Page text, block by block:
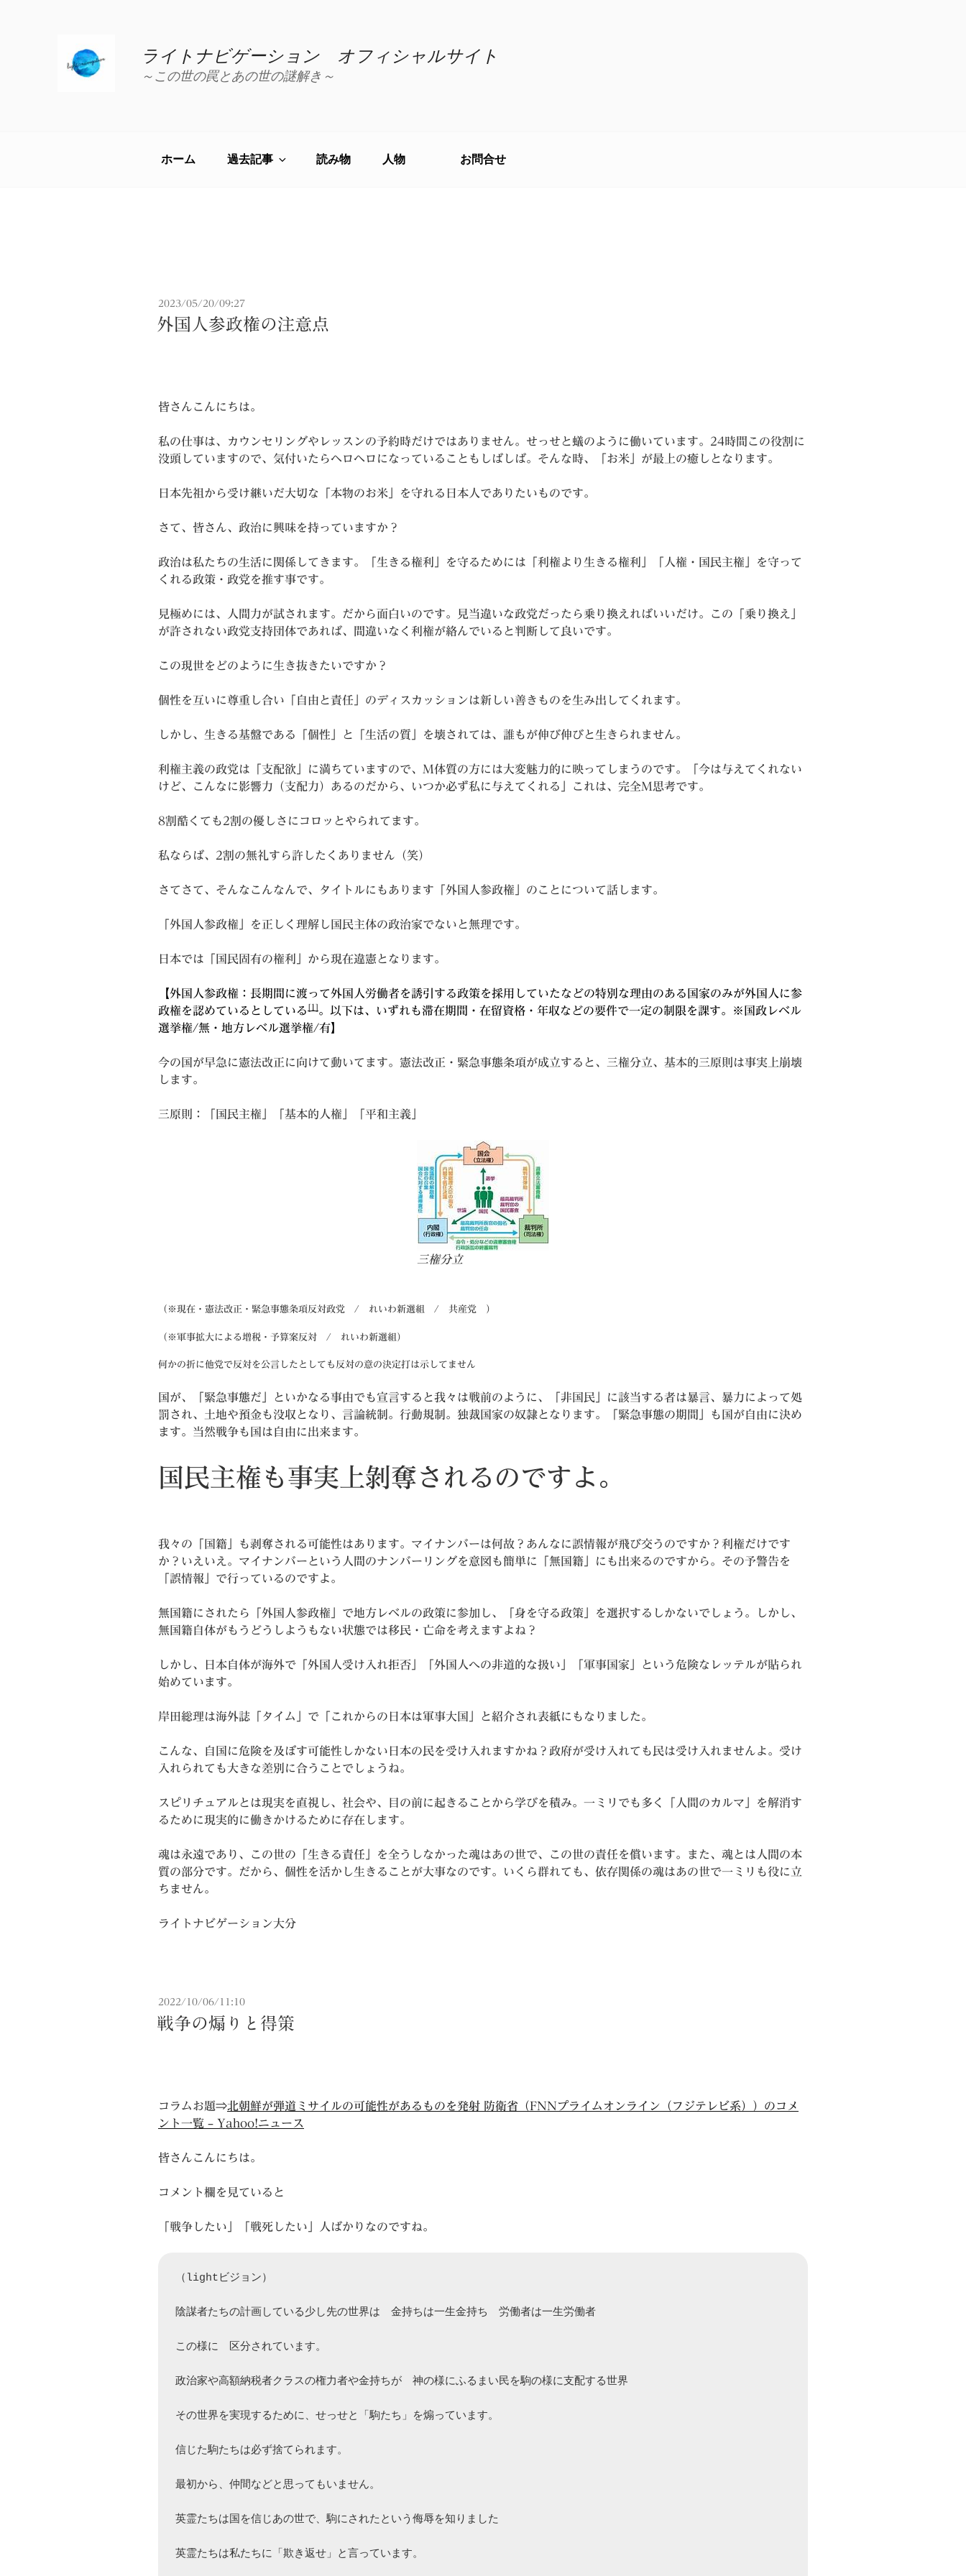
ライトナビゲーション オフィシャルサイト
～この世の罠とあの世の謎解き～
ホーム 過去記事 読み物 人物 お問合せ
投
稿
日:
2023/05/20/09:27
外国人参政権の注意点
皆さんこんにちは。
私の仕事は、カウンセリングやレッスンの予約時だけではありません。せっせと蟻のように働いています。24時間この役割に
没頭していますので、気付いたらヘロヘロになっていることもしばしば。そんな時、「お米」が最上の癒しとなります。
日本先祖から受け継いだ大切な「本物のお米」を守れる日本人でありたいものです。
さて、皆さん、政治に興味を持っていますか？
政治は私たちの生活に関係してきます。「生きる権利」を守るためには「利権より生きる権利」「人権・国民主権」を守って
くれる政策・政党を推す事です。
見極めには、人間力が試されます。だから面白いのです。見当違いな政党だったら乗り換えればいいだけ。この「乗り換え」
が許されない政党支持団体であれば、間違いなく利権が絡んでいると判断して良いです。
この現世をどのように生き抜きたいですか？
個性を互いに尊重し合い「自由と責任」のディスカッションは新しい善きものを生み出してくれます。
しかし、生きる基盤である「個性」と「生活の質」を壊されては、誰もが伸び伸びと生きられません。
利権主義の政党は「支配欲」に満ちていますので、M体質の方には大変魅力的に映ってしまうのです。「今は与えてくれない
けど、こんなに影響力（支配力）あるのだから、いつか必ず私に与えてくれる」これは、完全M思考です。
8割酷くても2割の優しさにコロッとやられてます。
私ならば、2割の無礼すら許したくありません（笑）
さてさて、そんなこんなんで、タイトルにもあります「外国人参政権」のことについて話します。
「外国人参政権」を正しく理解し国民主体の政治家でないと無理です。
日本では「国民固有の権利」から現在違憲となります。
【外国人参政権：長期間に渡って外国人労働者を誘引する政策を採用していたなどの特別な理由のある国家のみが外国人に参
政権を認めているとしている [1] 。以下は、いずれも滞在期間・在留資格・年収などの要件で一定の制限を課す。※国政レベル
選挙権/無・地方レベル選挙権/有】
今の国が早急に憲法改正に向けて動いてます。憲法改正・緊急事態条項が成立すると、三権分立、基本的三原則は事実上崩壊
します。
三原則：「国民主権」「基本的人権」「平和主義」
三権分立
（※現在・憲法改正・緊急事態条項反対政党 / れいわ新選組 / 共産党 ）
（※軍事拡大による増税・予算案反対 / れいわ新選組）
何かの折に他党で反対を公言したとしても反対の意の決定打は示してません
国が、「緊急事態だ」といかなる事由でも宣言すると我々は戦前のように、「非国民」に該当する者は暴言、暴力によって処
罰され、土地や預金も没収となり、言論統制。行動規制。独裁国家の奴隷となります。「緊急事態の期間」も国が自由に決め
ます。当然戦争も国は自由に出来ます。
国民主権も事実上剝奪されるのですよ。
我々の「国籍」も剥奪される可能性はあります。マイナンバーは何故？あんなに誤情報が飛び交うのですか？利権だけです
か？いえいえ。マイナンバーという人間のナンバーリングを意図も簡単に「無国籍」にも出来るのですから。その予警告を
「誤情報」で行っているのですよ。
無国籍にされたら「外国人参政権」で地方レベルの政策に参加し、「身を守る政策」を選択するしかないでしょう。しかし、
無国籍自体がもうどうしようもない状態では移民・亡命を考えますよね？
しかし、日本自体が海外で「外国人受け入れ拒否」「外国人への非道的な扱い」「軍事国家」という危険なレッテルが貼られ
始めています。
岸田総理は海外誌「タイム」で「これからの日本は軍事大国」と紹介され表紙にもなりました。
こんな、自国に危険を及ぼす可能性しかない日本の民を受け入れますかね？政府が受け入れても民は受け入れませんよ。受け
入れられても大きな差別に合うことでしょうね。
スピリチュアルとは現実を直視し、社会や、目の前に起きることから学びを積み。一ミリでも多く「人間のカルマ」を解消す
るために現実的に働きかけるために存在します。
魂は永遠であり、この世の「生きる責任」を全うしなかった魂はあの世で、この世の責任を償います。また、魂とは人間の本
質の部分です。だから、個性を活かし生きることが大事なのです。いくら群れても、依存関係の魂はあの世で一ミリも役に立
ちません。
ライトナビゲーション大分
投
稿
日:
2022/10/06/11:10
戦争の煽りと得策
コラムお題⇒北朝鮮が弾道ミサイルの可能性があるものを発射 防衛省（FNNプライムオンライン（フジテレビ系））のコメ
ント一覧 – Yahoo!ニュース
皆さんこんにちは。
コメント欄を見ていると
「戦争したい」「戦死したい」人ばかりなのですね。
（lightビジョン）
陰謀者たちの計画している少し先の世界は　金持ちは一生金持ち　労働者は一生労働者
この様に　区分されています。
政治家や高額納税者クラスの権力者や金持ちが　神の様にふるまい民を駒の様に支配する世界
その世界を実現するために、せっせと「駒たち」を煽っています。
信じた駒たちは必ず捨てられます。
最初から、仲間などと思ってもいません。
英霊たちは国を信じあの世で、駒にされたという侮辱を知りました
英霊たちは私たちに「欺き返せ」と言っています。